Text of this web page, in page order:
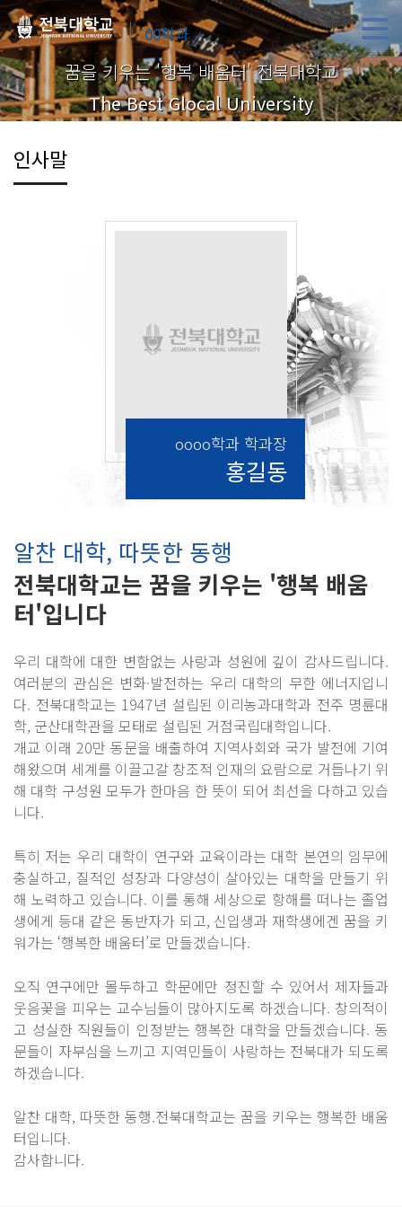
00학과
꿈을 키우는 '행복 배움터' 전북대학교
The Best Glocal University
인사말
oooo학과 학과장
홍길동
알찬 대학, 따뜻한 동행
전북대학교는 꿈을 키우는 '행복 배움
터'입니다
우리 대학에 대한 변함없는 사랑과 성원에 깊이 감사드립니다.
여러분의 관심은 변화·발전하는 우리 대학의 무한 에너지입니
다. 전북대학교는 1947년 설립된 이리농과대학과 전주 명륜대
학, 군산대학관을 모태로 설립된 거점국립대학입니다.
개교 이래 20만 동문을 배출하여 지역사회와 국가 발전에 기여
해왔으며 세계를 이끌고갈 창조적 인재의 요람으로 거듭나기 위
해 대학 구성원 모두가 한마음 한 뜻이 되어 최선을 다하고 있습
니다.
특히 저는 우리 대학이 연구와 교육이라는 대학 본연의 임무에
충실하고, 질적인 성장과 다양성이 살아있는 대학을 만들기 위
해 노력하고 있습니다. 이를 통해 세상으로 항해를 떠나는 졸업
생에게 등대 같은 동반자가 되고, 신입생과 재학생에겐 꿈을 키
워가는 ‘행복한 배움터’로 만들겠습니다.
오직 연구에만 몰두하고 학문에만 정진할 수 있어서 제자들과
웃음꽃을 피우는 교수님들이 많아지도록 하겠습니다. 창의적이
고 성실한 직원들이 인정받는 행복한 대학을 만들겠습니다. 동
문들이 자부심을 느끼고 지역민들이 사랑하는 전북대가 되도록
하겠습니다.
알찬 대학, 따뜻한 동행.전북대학교는 꿈을 키우는 행복한 배움
터입니다.
감사합니다.